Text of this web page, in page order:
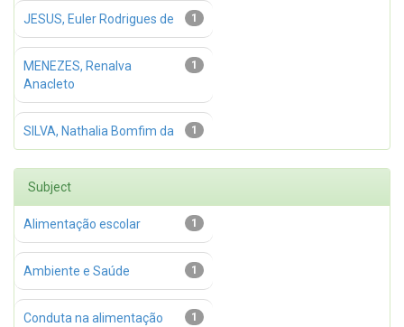
1
JESUS, Euler Rodrigues de
1
MENEZES, Renalva
Anacleto
1
SILVA, Nathalia Bomfim da
Subject
1
Alimentação escolar
1
Ambiente e Saúde
1
Conduta na alimentação